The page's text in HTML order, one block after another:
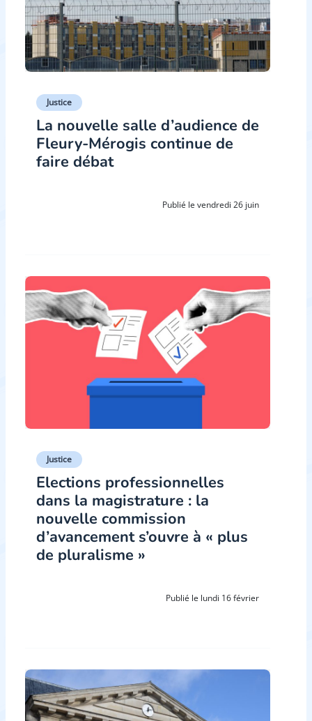
Justice
La nouvelle salle d’audience de
Fleury-Mérogis continue de
faire débat
Publié le vendredi 26 juin
Justice
Elections professionnelles
dans la magistrature : la
nouvelle commission
d’avancement s’ouvre à « plus
de pluralisme »
Publié le lundi 16 février